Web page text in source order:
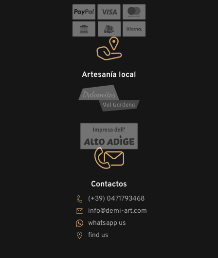
Contactos
(+39) 0471793468
info@demi-art.com
whatsapp us
find us
Artesanía local